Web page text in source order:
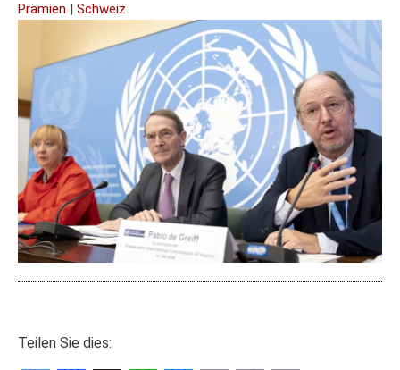
Prämien | Schweiz
Teilen Sie dies: